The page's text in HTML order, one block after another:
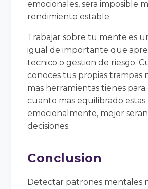
emocionales, sera imposible
rendimiento estable.
Trabajar sobre tu mente es
igual de importante que
tecnico o gestion de riesgo.
conoces tus propias trampas
mas herramientas tienes para
cuanto mas equilibrado estas
emocionalmente, mejor
decisiones.
Conclusion
Detectar patrones mentales